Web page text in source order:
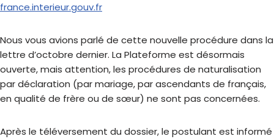
france.interieur.gouv.fr
Nous vous avions parlé de cette nouvelle procédure dans la
lettre d’octobre dernier. La Plateforme est désormais
ouverte, mais attention, les procédures de naturalisation
par déclaration (par mariage, par ascendants de français,
en qualité de frère ou de sœur) ne sont pas concernées.
Après le téléversement du dossier, le postulant est informé